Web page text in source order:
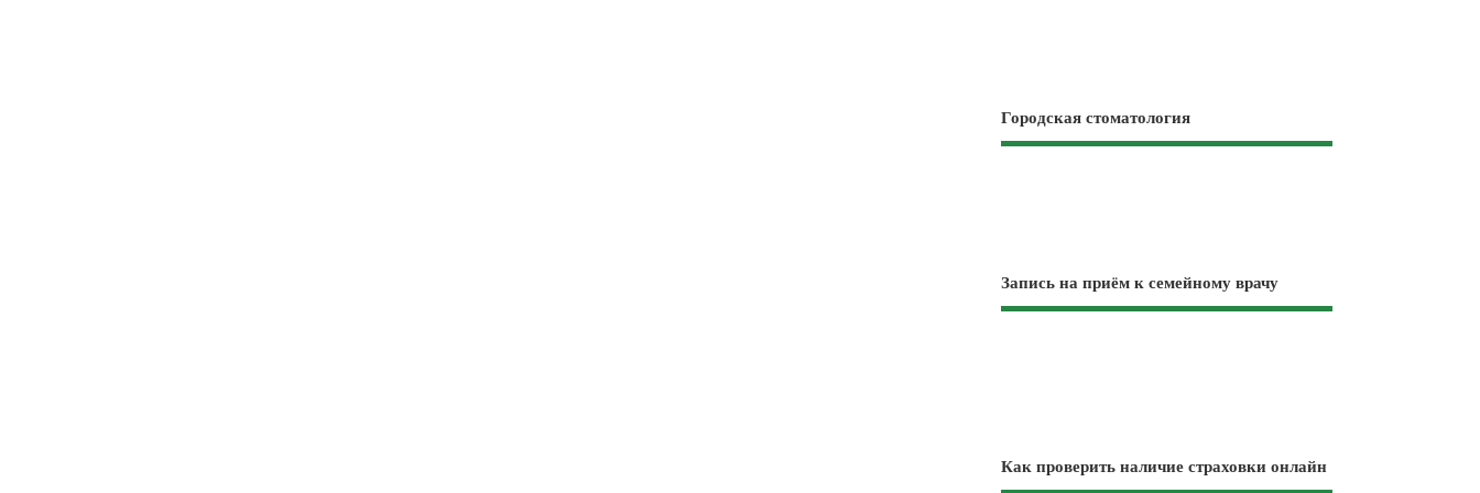
Городская стоматология
Запись на приём к семейному врачу
Как проверить наличие страховки онлайн